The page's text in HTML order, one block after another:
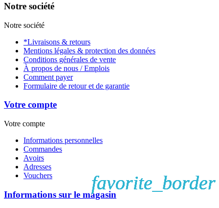
favorite_border
favorite_border
favorite_border
favorite_border
favorite_border
favorite_border
Notre société
Notre société
*Livraisons & retours
Mentions légales & protection des données
Conditions générales de vente
À propos de nous / Emplois
Comment payer
Formulaire de retour et de garantie
Votre compte
Votre compte
Informations personnelles
Commandes
Avoirs
Adresses
Vouchers
Informations sur le magasin